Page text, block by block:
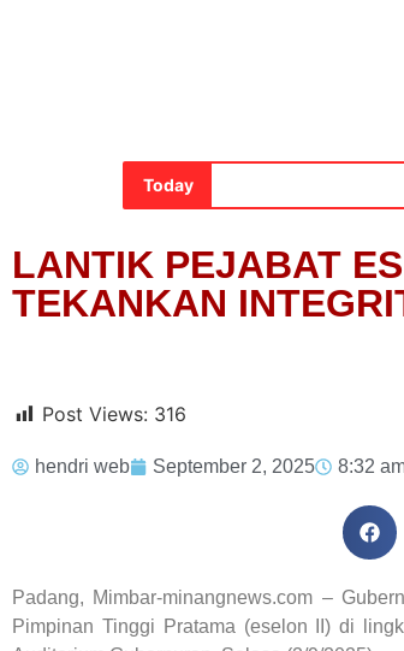
Today
LANTIK PEJABAT
TEKANKAN
Post Views: 316
hendri web September 2, 2025 8:32
Padang, Mimbar-minangnews.com –
Pimpinan Tinggi Pratama (eselon II) di